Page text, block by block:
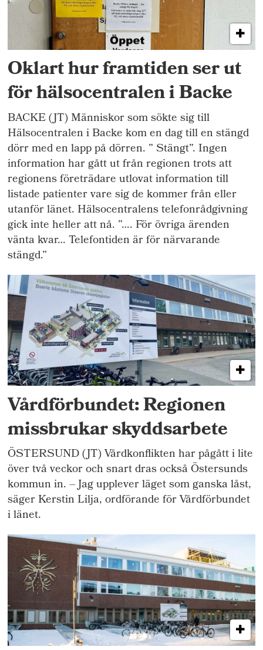
Oklart hur framtiden ser ut
för hälsocentralen i Backe
BACKE (JT) Människor som sökte sig till
Hälsocentralen i Backe kom en dag till en stängd
dörr med en lapp på dörren. ” Stängt”. Ingen
information har gått ut från regionen trots att
regionens företrädare utlovat information till
listade patienter vare sig de kommer från eller
utanför länet. Hälsocentralens telefonrådgivning
gick inte heller att nå. ”…. För övriga ärenden
vänta kvar… Telefontiden är för närvarande
stängd.”
Vårdförbundet: Regionen
missbrukar skyddsarbete
ÖSTERSUND (JT) Vårdkonflikten har pågått i lite
över två veckor och snart dras också Östersunds
kommun in. – Jag upplever läget som ganska låst,
säger Kerstin Lilja, ordförande för Vårdförbundet
i länet.